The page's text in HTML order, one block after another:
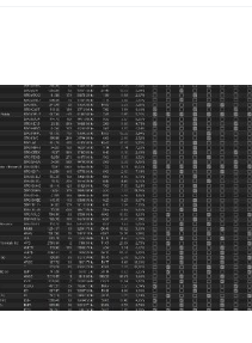
Dags för